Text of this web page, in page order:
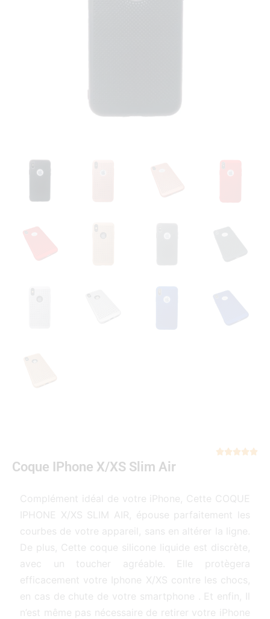

Coque IPhone X/XS Slim Air
Complément idéal de votre iPhone, Cette COQUE
IPHONE X/XS SLIM AIR, épouse parfaitement les
courbes de votre appareil, sans en altérer la ligne.
De plus, Cette coque silicone liquide est discrète,
avec un toucher agréable. Elle protègera
efficacement votre Iphone X/XS contre les chocs,
en cas de chute de votre smartphone . Et enfin, Il
n’est même pas nécessaire de retirer votre iPhone